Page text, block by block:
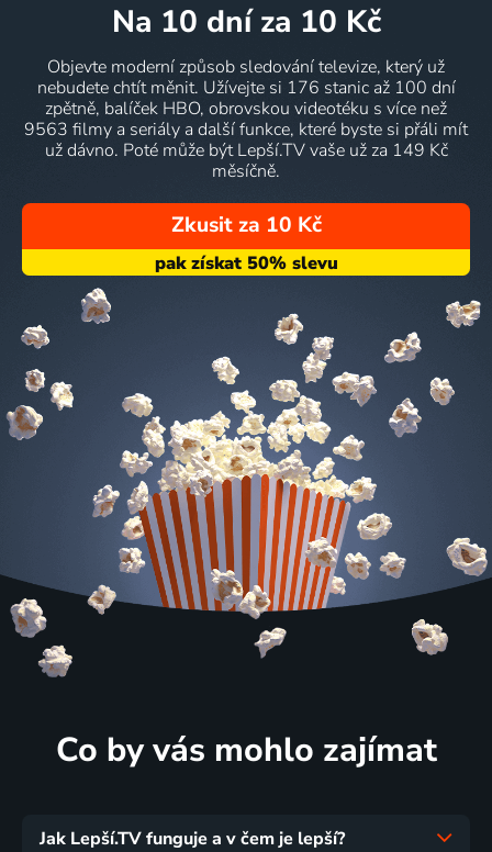
na 10 dní za 10 Kč
Objevte moderní způsob sledování televize, který už
nebudete chtít měnit. Užívejte si 176 stanic až 100 dní
zpětně, balíček HBO, obrovskou videotéku s více než
9563 filmy a seriály a další funkce, které byste si přáli mít
už dávno. Poté může být Lepší.TV vaše už za 149 Kč
měsíčně.
Zkusit za 10 Kč
Co by vás mohlo zajímat
Jak Lepší.TV funguje a v čem je lepší?